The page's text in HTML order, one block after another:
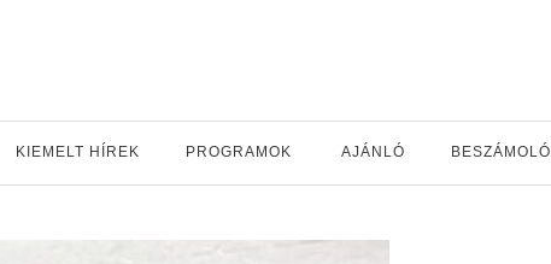
KIEMELT HÍREK PROGRAMOK AJÁNLÓ BESZÁMOLÓ